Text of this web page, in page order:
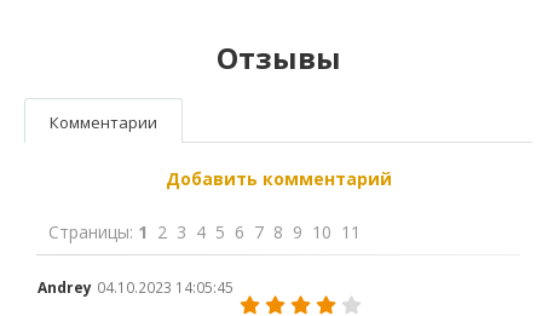
Отзывы
Комментарии
Добавить комментарий
Страницы: 1 2 3 4 5 6 7 8 9 10 11
Andrey 04.10.2023 14:05:45